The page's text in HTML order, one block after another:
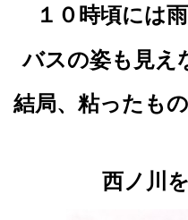
１０時頃には
バスの姿も見え
結局、粘ったも
西ノ川